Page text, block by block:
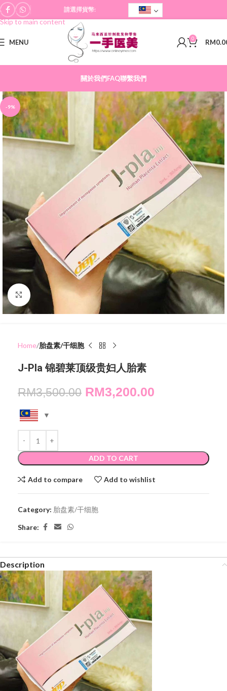
Skip to navigation
Skip to main content
請選擇貨幣:
MENU 0 RM
關於我們FAQ聯繫我們
-9%
Click to enlarge
Home 胎盘素/干细胞
J-Pla 锦碧莱顶级贵妇人胎素
RM3,500.00 RM3,200.00
ADD TO CART
Add to compare Add to wishlist
Category: 胎盘素/干细胞
Share:
Description